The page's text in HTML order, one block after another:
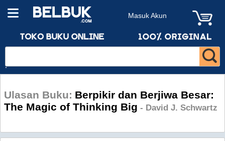
Masuk Akun
Ulasan Buku: Berpikir dan Berjiwa Besar:
The Magic of Thinking Big - David J. Schwartz